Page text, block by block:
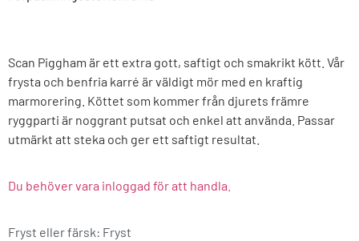
Scan Piggham är ett extra gott, saftigt och smakrikt kött. Vår
frysta och benfria karré är väldigt mör med en kraftig
marmorering. Köttet som kommer från djurets främre
ryggparti är noggrant putsat och enkel att använda. Passar
utmärkt att steka och ger ett saftigt resultat.
Du behöver vara inloggad för att handla.
Fryst eller färsk: Fryst